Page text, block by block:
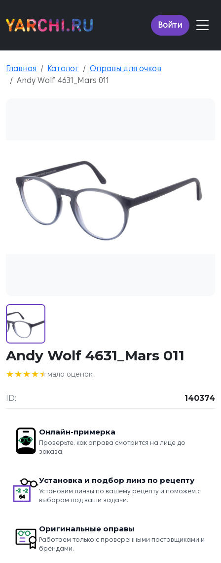
Войти
Главная Каталог
Оправы для очков
Andy Wolf 4631_Mars 011
Andy Wolf 4631_Mars 011
★★★★★
★★★★★мало оценок
ID: 140374
Онлайн-примерка
Проверьте, как оправа смотрится на лице до
заказа.
Установка и подбор линз по рецепту
Установим линзы по вашему рецепту и поможем с
выбором под ваши задачи.
Оригинальные оправы
Работаем только с проверенными поставщиками и
брендами.